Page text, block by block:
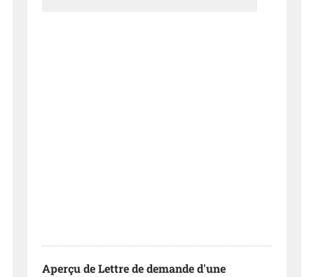
Aperçu de Lettre de demande d'une